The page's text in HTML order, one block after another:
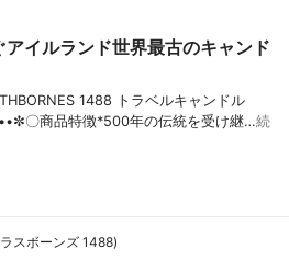
イルランド世界最古のキャンド
1488 トラベルキャンドル
商品特徴*500年の伝統を受け継…続
スボーンズ 1488)